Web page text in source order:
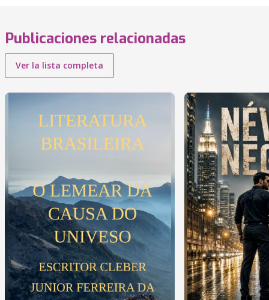
Publicaciones relacionadas
Ver la lista completa